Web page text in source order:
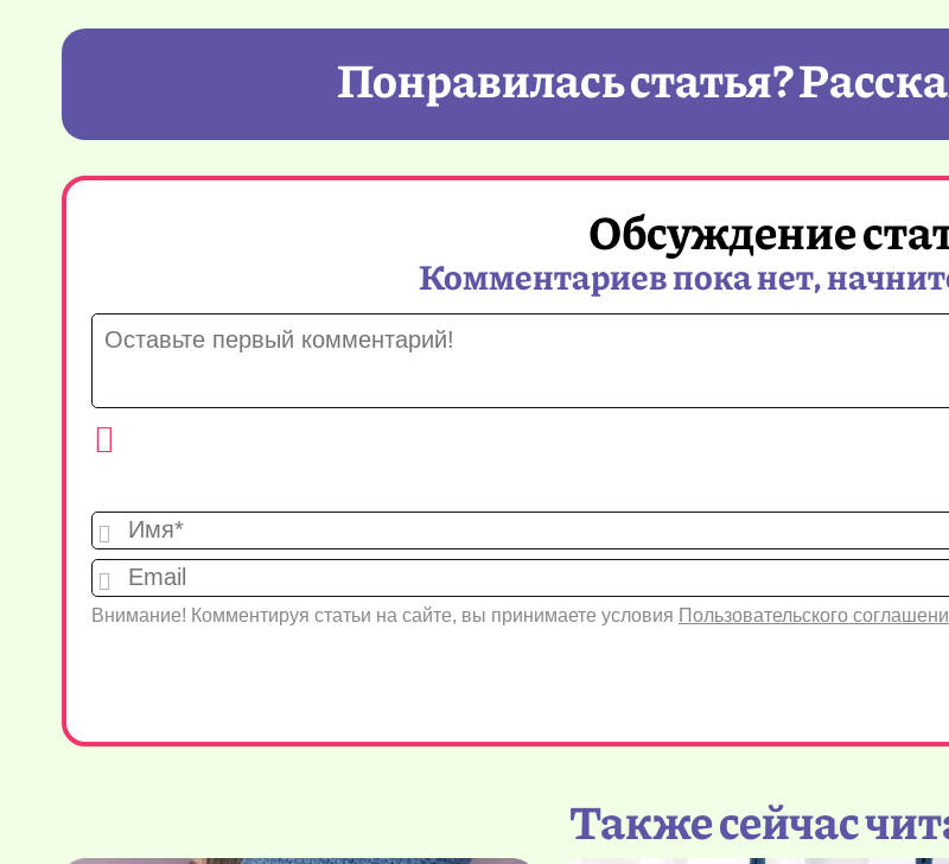
Понравилась статья?
Обсуждение
Комментариев пока нет,
Внимание! Комментируя статьи на сайте, вы принимаете условия Пользовательского
Также сейчас